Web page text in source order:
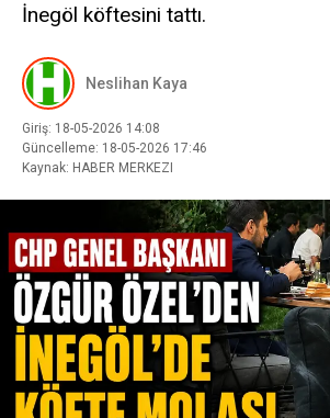
İnegöl köftesini tattı.
Neslihan Kaya
Giriş: 18-05-2026 14:08
Güncelleme: 18-05-2026 17:46
Kaynak: HABER MERKEZI